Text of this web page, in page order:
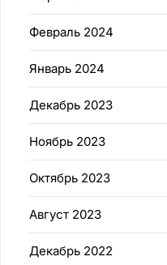
Февраль 2024
Январь 2024
Декабрь 2023
Ноябрь 2023
Октябрь 2023
Август 2023
Декабрь 2022